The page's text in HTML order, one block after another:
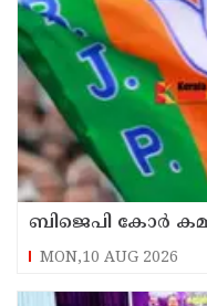
ബിജെപി കോർ
MON,10 AUG 2026